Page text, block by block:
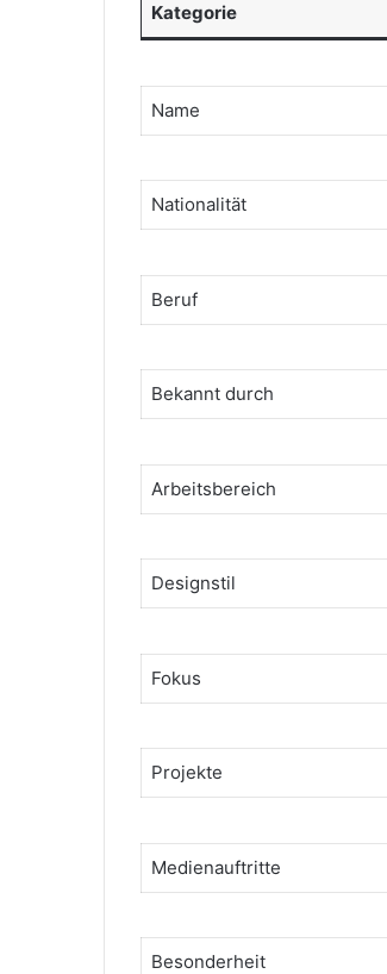
Kategorie
Name
Nationalität
Beruf
Bekannt durch
Arbeitsbereich
Designstil
Fokus
Projekte
Medienauftritte
Besonderheit